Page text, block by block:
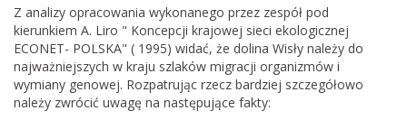
Z analizy opracowania wykonanego przez zespół pod
kierunkiem A. Liro " Koncepcji krajowej sieci ekologicznej
ECONET- POLSKA" ( 1995) widać, że dolina Wisły należy do
najważniejszych w kraju szlaków migracji organizmów i
wymiany genowej. Rozpatrując rzecz bardziej szczegółowo
należy zwrócić uwagę na następujące fakty: